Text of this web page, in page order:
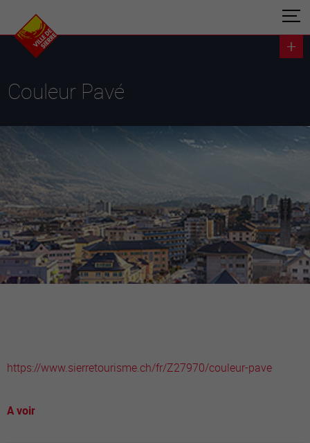
Couleur Pavé
https://www.sierretourisme.ch/fr/Z27970/couleur-pave
A voir